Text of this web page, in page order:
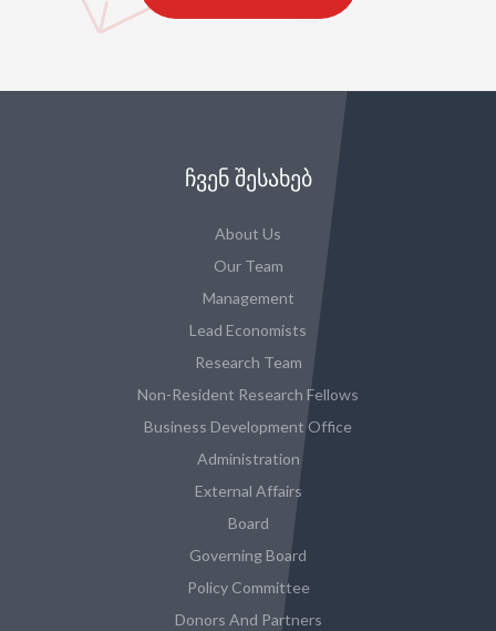
ᲩᲕᲔᲜ ᲨᲔᲡᲐᲮᲔᲑ
About Us
Our Team
Management
Lead Economists
Research Team
Non-Resident Research Fellows
Business Development Office
Administration
External Affairs
Board
Governing Board
Policy Committee
Donors And Partners